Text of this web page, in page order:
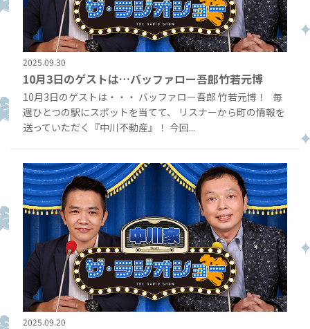
2025.09.30
10月3日のゲストは…バッファロー吾郎竹若元博
10月3日のゲストは・・・ バッファロー吾郎 竹若元博！ 毎
週ひとつの駅にスポットを当てて、 リスナーから町の情報を
送っていただく『中川不動産』！ 今回...
2025.09.20